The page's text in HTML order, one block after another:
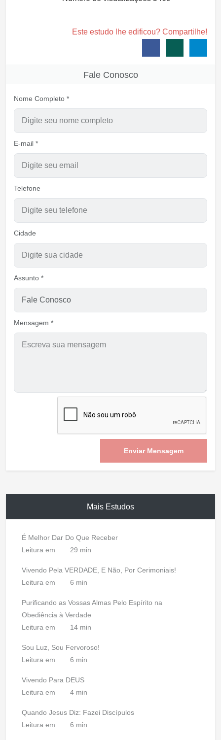
Este estudo lhe edificou? Compartilhe!
Fale Conosco
Nome Completo *
E-mail *
Telefone
Cidade
Assunto *
Mensagem *
Enviar Mensagem
Mais Estudos
É Melhor Dar Do Que Receber
Leitura em
29 min
Vivendo Pela VERDADE, E Não, Por Cerimoniais!
Leitura em
6 min
Purificando as Vossas Almas Pelo Espírito na
Obediência à Verdade
Leitura em
14 min
Sou Luz, Sou Fervoroso!
Leitura em
6 min
Vivendo Para DEUS
Leitura em
4 min
Quando Jesus Diz: Fazei Discípulos
Leitura em
6 min